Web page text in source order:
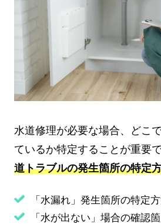
水道修理が必要な場合、どこ
ているか特定することが重要
道トラブルの発生箇所の特定
「水漏れ」発生箇所の特定
「水が出ない」場合の確認